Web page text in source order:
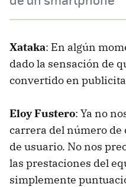
Xataka: En algún
dado la sensación de
convertido en
Eloy Fustero: Ya no
carrera del número de
de usuario. No nos
las prestaciones del
simplemente